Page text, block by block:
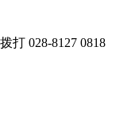
打 028-8127 0818